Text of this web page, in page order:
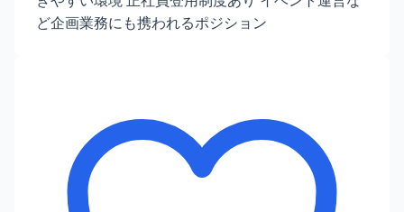
ど企画業務にも携われるポジション